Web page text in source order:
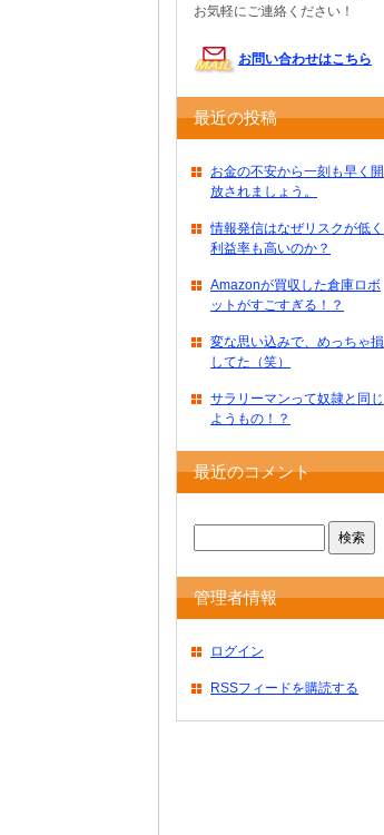
お気軽にご連絡ください！
お問い合わせはこちら
最近の投稿
お金の不安から一刻も早く開
放されましょう。
情報発信はなぜリスクが低く
利益率も高いのか？
Amazonが買収した倉庫ロボ
ットがすごすぎる！？
変な思い込みで、めっちゃ損
してた（笑）
サラリーマンって奴隷と同じ
ようもの！？
最近のコメント
管理者情報
ログイン
RSSフィードを購読する